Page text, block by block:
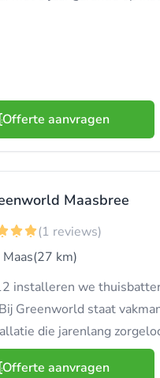
Offerte aanvragen
Maasbree
(1 reviews)
(27 km)
installeren we
Greenworld staat
die jarenlang
Offerte aanvragen